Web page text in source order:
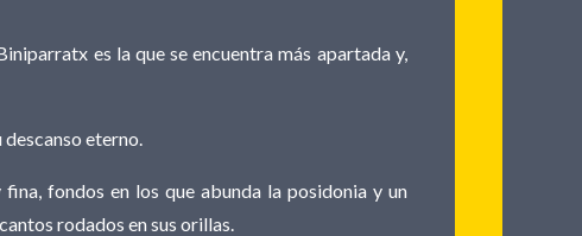
es la que se encuentra más apartada y,
eterno.
fondos en los que abunda la posidonia y un
rodados en sus orillas.